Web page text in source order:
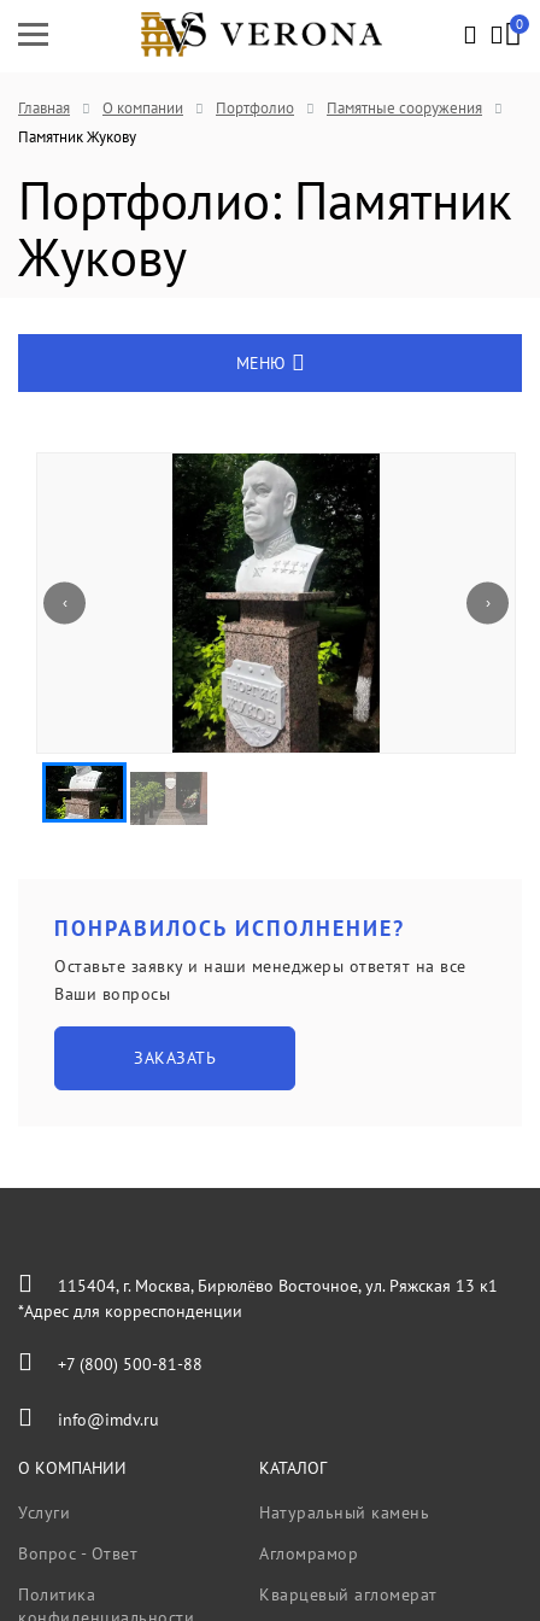
0
Главная О компании Портфолио
Памятные сооружения
Памятник Жукову
Портфолио: Памятник
Жукову
МЕНЮ
Политика конфиденциальности
Портфолио
‹ ›
ПОНРАВИЛОСЬ ИСПОЛНЕНИЕ?
Оставьте заявку и наши менеджеры ответят на все
Ваши вопросы
ЗАКАЗАТЬ
115404, г. Москва, Бирюлёво Восточное, ул. Ряжская 13 к1
*Адрес для корреспонденции
+7 (800) 500-81-88
info@imdv.ru
О КОМПАНИИ
Услуги
Вопрос - Ответ
Политика
КАТАЛОГ
Натуральный камень
Агломрамор
Кварцевый агломерат